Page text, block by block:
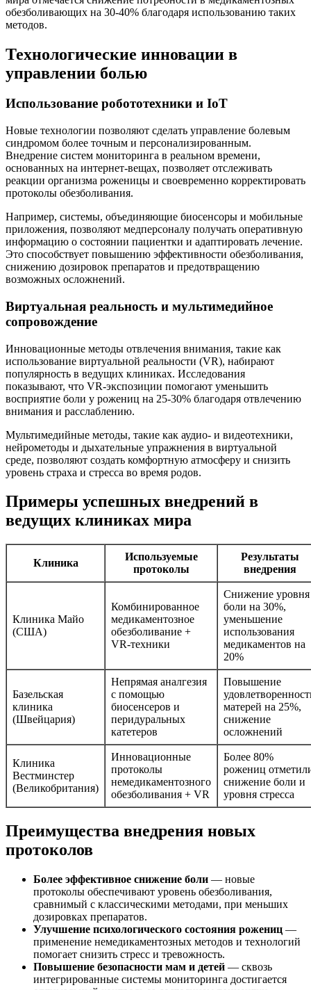
обезболивающих на 30-40% благодаря использованию таких
методов.
Технологические инновации в
управлении болью
Использование робототехники и IoT
Новые технологии позволяют сделать управление болевым
синдромом более точным и персонализированным.
Внедрение систем мониторинга в реальном времени,
основанных на интернет-вещах, позволяет отслеживать
реакции организма роженицы и своевременно корректировать
протоколы обезболивания.
Например, системы, объединяющие биосенсоры и мобильные
приложения, позволяют медперсоналу получать оперативную
информацию о состоянии пациентки и адаптировать лечение.
Это способствует повышению эффективности обезболивания,
снижению дозировок препаратов и предотвращению
возможных осложнений.
Виртуальная реальность и мультимедийное
сопровождение
Инновационные методы отвлечения внимания, такие как
использование виртуальной реальности (VR), набирают
популярность в ведущих клиниках. Исследования
показывают, что VR-экспозиции помогают уменьшить
восприятие боли у рожениц на 25-30% благодаря отвлечению
внимания и расслаблению.
Мультимедийные методы, такие как аудио- и видеотехники,
нейрометоды и дыхательные упражнения в виртуальной
среде, позволяют создать комфортную атмосферу и снизить
уровень страха и стресса во время родов.
Примеры успешных внедрений в
ведущих клиниках мира
Клиника
Используемые
протоколы
Результаты
внедрения
Клиника Майо
(США)
Комбинированное
медикаментозное
обезболивание +
VR-техники
Снижение уровня
боли на 30%,
уменьшение
использования
медикаментов на
20%
Базельская
клиника
(Швейцария)
Непрямая аналгезия
с помощью
биосенсеров и
перидуральных
катетеров
Повышение
матерей на 25%,
снижение
осложнений
Клиника
Вестминстер
(Великобритания)
Инновационные
протоколы
немедикаментозного
обезболивания + VR
Более 80%
рожениц
снижение боли и
уровня стресса
Преимущества внедрения новых
протоколов
Более эффективное снижение боли — новые
протоколы обеспечивают уровень обезболивания,
сравнимый с классическими методами, при меньших
дозировках препаратов.
Улучшение психологического состояния рожениц —
применение немедикаментозных методов и технологий
помогает снизить стресс и тревожность.
Повышение безопасности мам и детей — сквозь
интегрированные системы мониторинга достигается